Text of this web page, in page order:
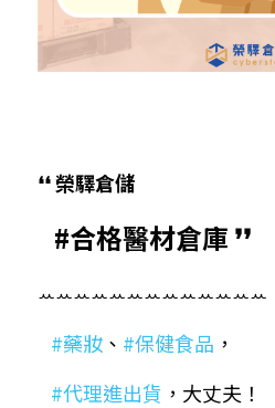
❛❛ 榮驛倉儲
#合格醫材倉庫 ❜❜
ꕀꕀꕀꕀꕀꕀꕀꕀꕀꕀꕀꕀꕀ
#藥妝 、 #保健食品 ，
#代理進出貨 ，大丈夫！